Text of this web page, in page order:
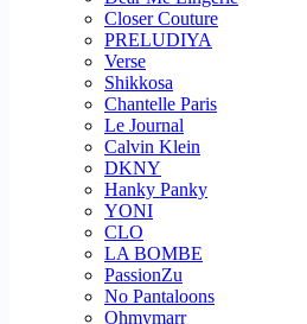
Closer Couture
PRELUDIYA
Verse
Shikkosa
Chantelle Paris
Le Journal
Calvin Klein
DKNY
Hanky Panky
YONI
CLO
LA BOMBE
PassionZu
No Pantaloons
Ohmymarr